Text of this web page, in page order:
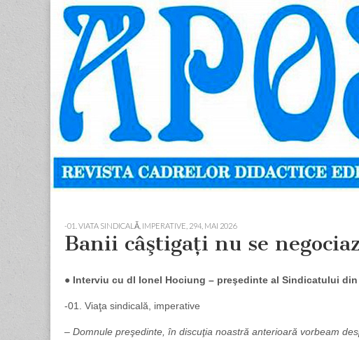
Apostolul
Revista
cadrelor
didactice
din
judetul
Neamt
content
-01. VIATA SINDICALĂ, IMPERATIVE 294, MAI 2026
Banii câştigaţi nu se
● Interviu cu dl Ionel Hociung – preşedinte al Sindicatului din
-01. Viaţa sindicală, imperative
– Domnule preşedinte, în discuţia noastră anterioară vorbeam